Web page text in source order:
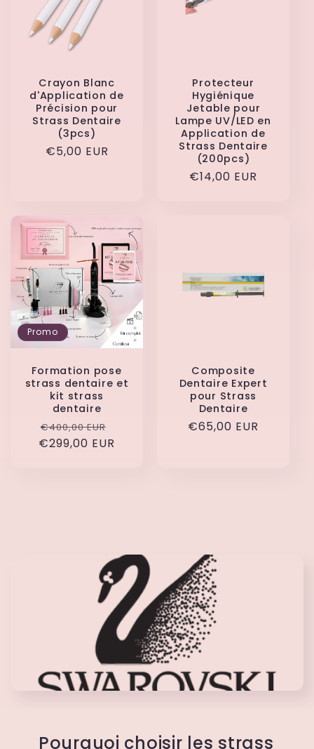
Crayon Blanc
d'Application de
Précision pour
Strass Dentaire
(3pcs)
Prix
€5,00 EUR
Protecteur
Hygiénique
Jetable pour
Lampe UV/LED en
Application de
Strass Dentaire
(200pcs)
Prix
€14,00 EUR
Promo
Formation pose
strass dentaire et
kit strass
dentaire
Prix
habituel
€400,00 EUR
promotionnel
€299,00 EUR
Composite
Dentaire Expert
pour Strass
Dentaire
Prix
€65,00 EUR
Pourquoi choisir les strass